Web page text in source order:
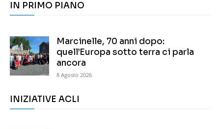
IN PRIMO PIANO
Marcinelle, 70 anni dopo:
quell’Europa sotto terra ci parla
ancora
8 Agosto 2026
INIZIATIVE ACLI